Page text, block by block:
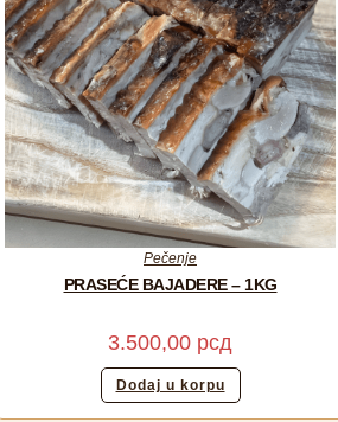
Pečenje
PRASEĆE BAJADERE – 1KG
3.500,00 рсд
Dodaj u korpu